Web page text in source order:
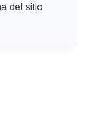
del sitio